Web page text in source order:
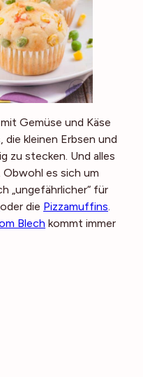
Gemüse und Käse
die kleinen Erbsen und
zu stecken. Und alles
Obwohl es sich um
„ungefährlicher“ für
oder die Pizzamuffins.
Blech kommt immer